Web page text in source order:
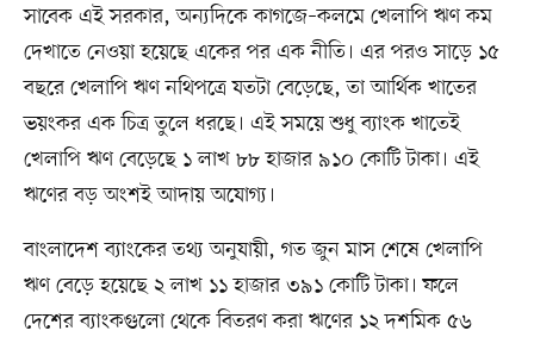
সাবেক এই সরকার, অন্যদিকে কাগজে–কলমে খেলাপি ঋণ কম
দেখাতে নেওয়া হয়েছে একের পর এক নীতি। এর পরও সাড়ে ১৫
বছরে খেলাপি ঋণ নথিপত্রে যতটা বেড়েছে, তা আর্থিক খাতের
ভয়ংকর এক চিত্র তুলে ধরছে। এই সময়ে শুধু ব্যাংক খাতেই
খেলাপি ঋণ বেড়েছে ১ লাখ ৮৮ হাজার ৯১০ কোটি টাকা। এই
ঋণের বড় অংশই আদায় অযোগ্য।
বাংলাদেশ ব্যাংকের তথ্য অনুযায়ী, গত জুন মাস শেষে খেলাপি
ঋণ বেড়ে হয়েছে ২ লাখ ১১ হাজার ৩৯১ কোটি টাকা। ফলে
দেশের ব্যাংকগুলো থেকে বিতরণ করা ঋণের ১২ দশমিক ৫৬